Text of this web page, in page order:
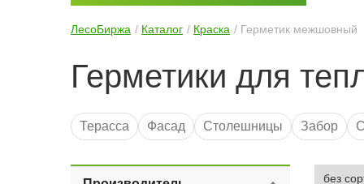
ЛесоБиржа Каталог Краска Герметик межшовный
Герметики для
Терасса Фасад Столешницы Забор